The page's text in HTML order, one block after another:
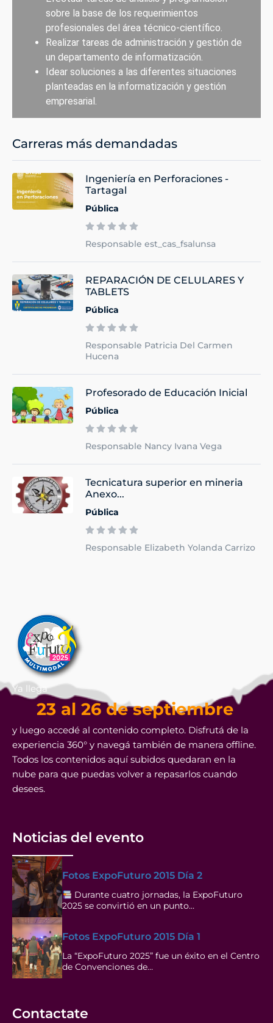
sobre la base de los requerimientos
profesionales del área técnico-científico.
Realizar tareas de administración y gestión de
un departamento de informatización.
Idear soluciones a las diferentes situaciones
planteadas en la informatización y gestión
empresarial.
Carreras más demandadas
Ingeniería en Perforaciones -
Tartagal
Pública
Responsable est_cas_fsalunsa
REPARACIÓN DE CELULARES Y
TABLETS
Pública
Responsable Patricia Del Carmen
Hucena
Profesorado de Educación Inicial
Pública
Responsable Nancy Ivana Vega
Tecnicatura superior en mineria
Anexo...
Pública
Responsable Elizabeth Yolanda Carrizo
Ya llega
23 al 26 de septiembre
y luego accedé al contenido completo. Disfrutá de la
experiencia 360° y navegá también de manera offline.
Todos los contenidos aquí subidos quedaran en la
nube para que puedas volver a repasarlos cuando
desees.
Noticias del evento
Fotos ExpoFuturo 2015 Día 2
Durante cuatro jornadas, la ExpoFuturo
2025 se convirtió en un punto…
Fotos ExpoFuturo 2015 Día 1
La “ExpoFuturo 2025” fue un éxito en el Centro
de Convenciones de…
Contactate